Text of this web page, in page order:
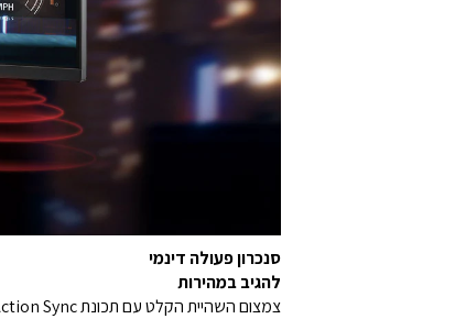
סנכרון פעולה דינמי
להגיב במהירות
צמצום השהיית הקלט עם תכונת Dynamic Action Sync שמאפשרת לגיימרים לקלוט רגעים קריטיים בזמן אמת ולהגיב במהירות.